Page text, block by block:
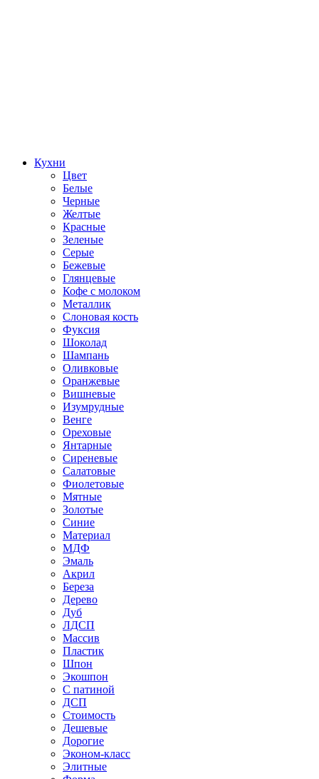
Кухни
Цвет
Белые
Черные
Желтые
Красные
Зеленые
Серые
Бежевые
Глянцевые
Кофе с молоком
Металлик
Слоновая кость
Фуксия
Шоколад
Шампань
Оливковые
Оранжевые
Вишневые
Изумрудные
Венге
Ореховые
Янтарные
Сиреневые
Салатовые
Фиолетовые
Мятные
Золотые
Синие
Материал
МДФ
Эмаль
Акрил
Береза
Дерево
Дуб
ЛДСП
Массив
Пластик
Шпон
Экошпон
С патиной
ДСП
Стоимость
Дешевые
Дорогие
Эконом-класс
Элитные